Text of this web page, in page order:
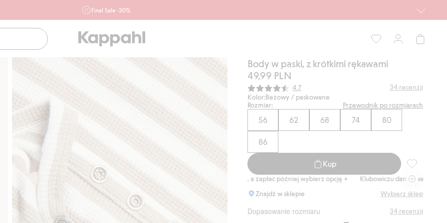
Final Sale -30%
ofertę, również z działu outlet do 10.8 w sklepach Kappahl i
Newbie oraz na kappahl.com. Ofert nie łączymy
Kobieta Mężczyzna
Dziecko
Niemowlę
Body w paski, z krótkimi rękawami
49,99 PLN
Średnia ocena:
4.7 34 recenzji
Kolor:Beżowy / paskowane
Rozmiar:
Przewodnik po rozmiarach
56 62 68 74 80
86
Kup
Body w
Klubowiczu darmowa dostawa od 150 zł Kup teraz, a zapłać później wybierz opcję +
Klubowiczu darmowa dostawa od
Znajdź w sklepie
Wybierz sklep
Dopasowanie rozmiaru 34 recenzji